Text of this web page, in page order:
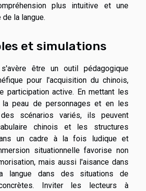
plus intuitive et une
la langue.
et simulations
être un outil pédagogique
pour l'acquisition du chinois,
participation active. En mettant les
la peau de personnages et en les
scénarios variés, ils peuvent
chinois et les structures
un cadre à la fois ludique et
situationnelle favorise non
mais aussi l'aisance dans
langue dans des situations de
concrètes. Inviter les lecteurs à